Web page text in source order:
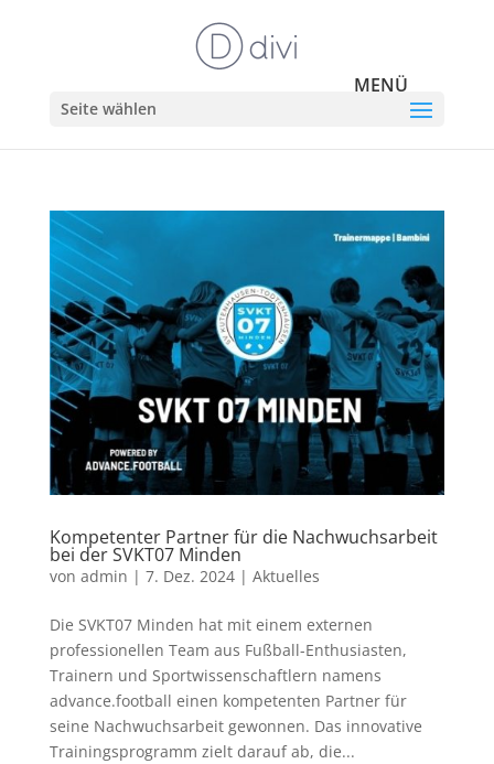
Seite wählen
Kompetenter Partner für die Nachwuchsarbeit
bei der SVKT07 Minden
von admin | 7. Dez. 2024| Aktuelles
Die SVKT07 Minden hat mit einem externen
professionellen Team aus Fußball-Enthusiasten,
Trainern und Sportwissenschaftlern namens
advance.football einen kompetenten Partner für
seine Nachwuchsarbeit gewonnen. Das innovative
Trainingsprogramm zielt darauf ab, die...